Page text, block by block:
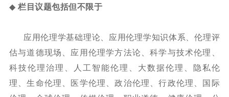
◆ 栏目议题包括但不限于
应用伦理学基础理论、应用伦理学知识体系、伦理评
估与道德现场、应用伦理学方法论、科学与技术伦理、
科技伦理治理、人工智能伦理、大数据伦理、隐私伦
理、生命伦理、医学伦理、政治伦理、行政伦理、国际